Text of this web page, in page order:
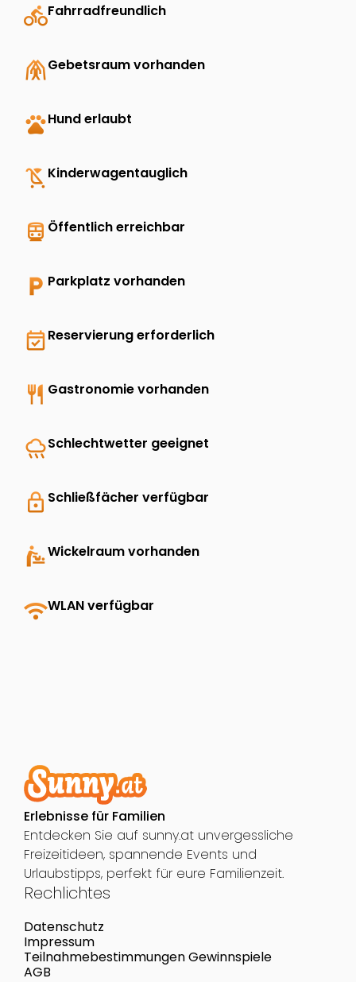
directions_bikeFahrradfreundlich
folded_handsGebetsraum vorhanden
petsHund erlaubt
child_friendly Kinderwagentauglich
directions_transit Öffentlich erreichbar
local_parking Parkplatz vorhanden
event_availableReservierung erforderlich
restaurant Gastronomie vorhanden
rainySchlechtwetter geeignet
lock Schließfächer verfügbar
baby_changing_stationWickelraum vorhanden
wifiWLAN verfügbar
Erlebnisse für Familien
Entdecken Sie auf sunny.at unvergessliche
Freizeitideen, spannende Events und
Urlaubstipps, perfekt für eure Familienzeit.
Rechlichtes
Datenschutz
Impressum
Teilnahmebestimmungen Gewinnspiele
AGB